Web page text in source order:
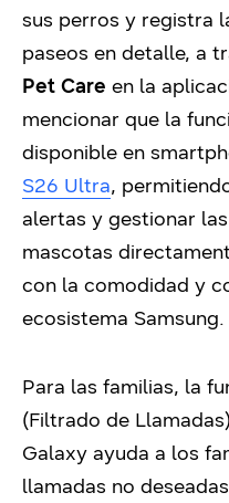
sus perros y registra
paseos en detalle, a
Pet Care en la
mencionar que la
disponible en
S26 Ultra,
alertas y gestionar
mascotas
con la comodidad y
ecosistema Samsung.
Para las familias, la
(Filtrado de
Galaxy ayuda a los
llamadas no